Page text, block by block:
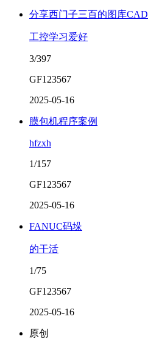
分享西门子三百的图库CAD
工控学习爱好
3/397
GF123567
2025-05-16
膜包机程序案例
hfzxh
1/157
GF123567
2025-05-16
FANUC码垛
的干活
1/75
GF123567
2025-05-16
原创